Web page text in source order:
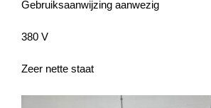
Gebruiksaanwijzing aanwezig
380 V
Zeer nette staat